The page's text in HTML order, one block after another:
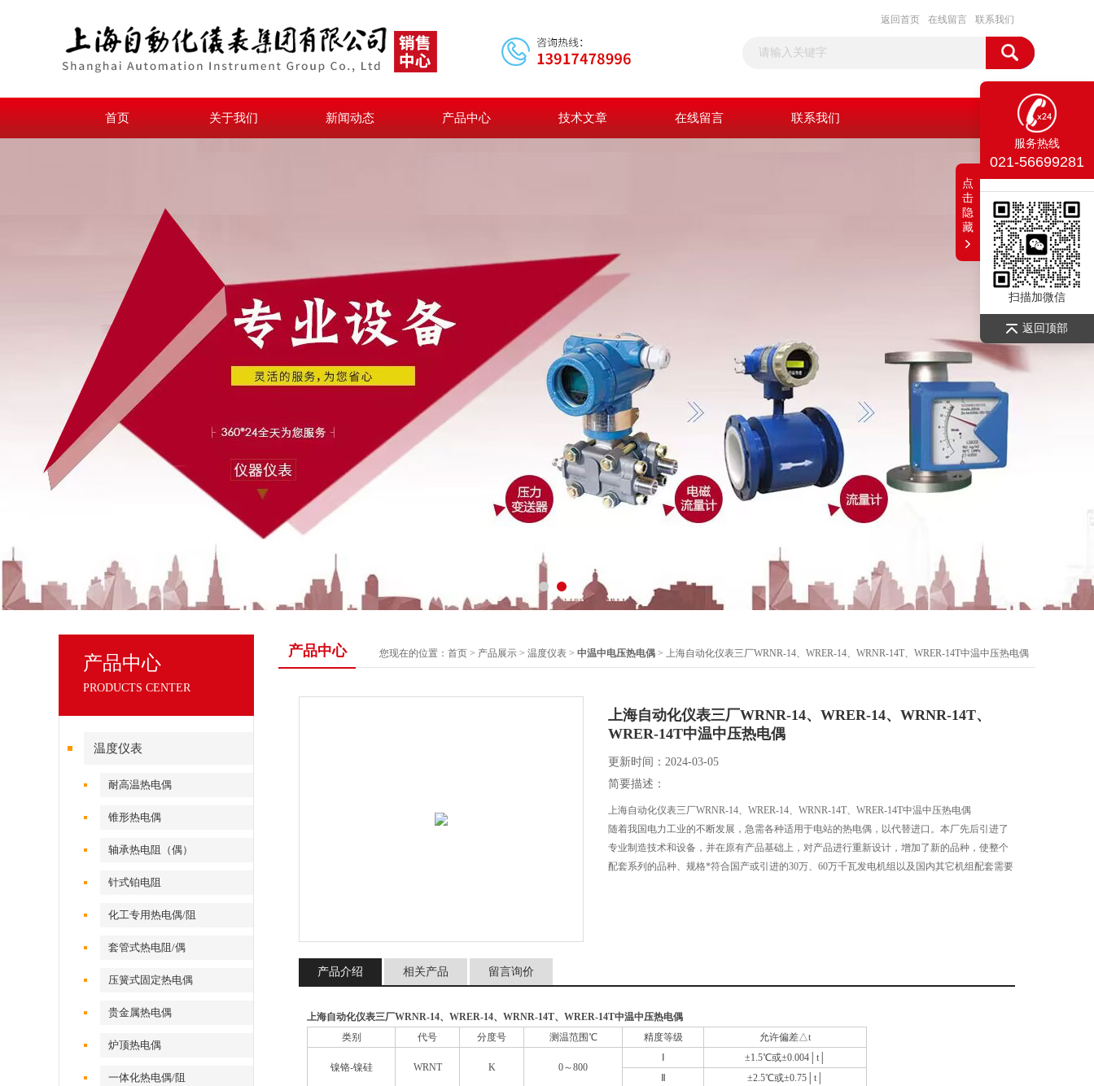
返回首页 在线留言 联系我们
首页 关于我们 新闻动态 产品中心 技术文章 在线留言 联系我们
产品中心
PRODUCTS CENTER
温度仪表
耐高温热电偶
锥形热电偶
轴承热电阻（偶）
针式铂电阻
化工专用热电偶/阻
套管式热电阻/偶
压簧式固定热电偶
贵金属热电偶
炉顶热电偶
一体化热电偶/阻
产品中心 您现在的位置： 首页 > 产品展示 > 温度仪表 > 中温中电压热电偶 > 上海自动化仪表三厂WRNR-14、WRER-14、WRNR-14T、WRER-14T中温中压热电偶
上海自动化仪表三厂WRNR-14、WRER-14、WRNR-14T、
WRER-14T中温中压热电偶
更新时间：2024-03-05
简要描述：
上海自动化仪表三厂WRNR-14、WRER-14、WRNR-14T、WRER-14T中温中压热电偶
随着我国电力工业的不断发展，急需各种适用于电站的热电偶，以代替进口。本厂先后引进了
专业制造技术和设备，并在原有产品基础上，对产品进行重新设计，增加了新的品种，使整个
配套系列的品种、规格*符合国产或引进的30万、60万千瓦发电机组以及国内其它机组配套需要
产品介绍 相关产品 留言询价
上海自动化仪表三厂WRNR-14、WRER-14、WRNR-14T、WRER-14T中温中压热电偶
类别
代号 分度号 测温范围℃ 精度等级 允许偏差△t
镍铬-镍硅 WRNT K 0～800
±1.5℃或±0.004│t│
±2.5℃或±0.75│t│
服务热线
021-56699281
扫描加微信
返回顶部
点
击
隐
藏